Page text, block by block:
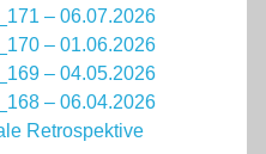
– 06.07.2026
– 01.06.2026
– 04.05.2026
– 06.04.2026
Retrospektive